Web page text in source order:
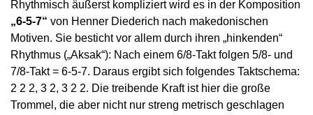
Rhythmisch äußerst kompliziert wird es in der Komposition
„6-5-7“ von Henner Diederich nach makedonischen
Motiven. Sie besticht vor allem durch ihren „hinkenden“
Rhythmus („Aksak“): Nach einem 6/8-Takt folgen 5/8- und
7/8-Takt = 6-5-7. Daraus ergibt sich folgendes Taktschema:
2 2 2, 3 2, 3 2 2. Die treibende Kraft ist hier die große
Trommel, die aber nicht nur streng metrisch geschlagen